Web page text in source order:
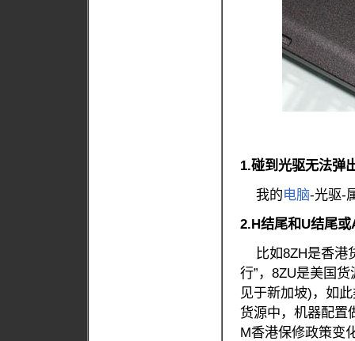
1.碰到光驱无法弹
我的电脑-光驱-
2.H结尾和U结尾
比如8ZH是香港
行”，8ZU是美国
见于新加坡)，如
货源中，机器配置
M香港保修政策变